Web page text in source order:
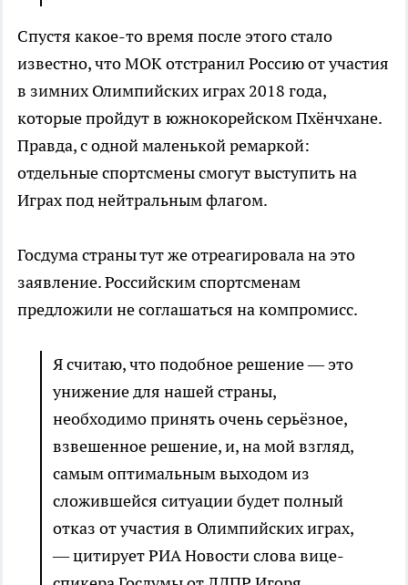
Спустя какое-то время после этого стало
известно, что МОК отстранил Россию от участия
в зимних Олимпийских играх 2018 года,
которые пройдут в южнокорейскомПхёнчхане.
Правда, с одной маленькой ремаркой:
отдельные спортсмены смогут выступить на
Играх под нейтральным флагом.
Госдума страны тут же отреагировала на это
заявление. Российским спортсменам
предложили не соглашаться на компромисс.
Я считаю, что подобное решение — это
унижение для нашей страны,
необходимо принять очень серьёзное,
взвешенное решение, и, на мой взгляд,
самым оптимальным выходом из
сложившейся ситуации будет полный
отказ от участия в Олимпийских играх,
— цитирует РИА Новости слова вице-